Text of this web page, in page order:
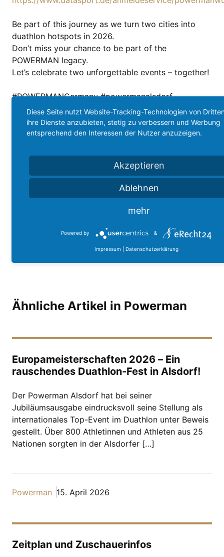
Be part of this journey as we turn two cities into
duathlon hotspots in 2026.
Don’t miss your chance to be part of the
POWERMAN legacy.
Let’s celebrate two unforgettable events – together!
#POWERMANGermany #powermanalsdorf
#powermanwürselen #powermanduathlon
#TogetherWeBoostDuathlon #sparkasseaachen
#ewv #ats_rauscheid
Teilen
Ähnliche Artikel in Powerman
Europameisterschaften 2026 – Ein
rauschendes Duathlon-Fest in Alsdorf!
Der Powerman Alsdorf hat bei seiner
Jubiläumsausgabe eindrucksvoll seine Stellung als
internationales Top-Event im Duathlon unter Beweis
gestellt. Über 800 Athletinnen und Athleten aus 25
Nationen sorgten in der Alsdorfer […]
Powerman 15. April 2026
Zeitplan und Zuschauerinfos
Diese Seite nutzt Website-Tracking-Technologien von
ihre Dienste anzubieten, stetig zu verbessern und Werbung
entsprechend den Interessen der Nutzer anzuzeigen.
Akzeptieren
Ablehnen
mehr
Powered by &
Impressum Datenschutzerklärung